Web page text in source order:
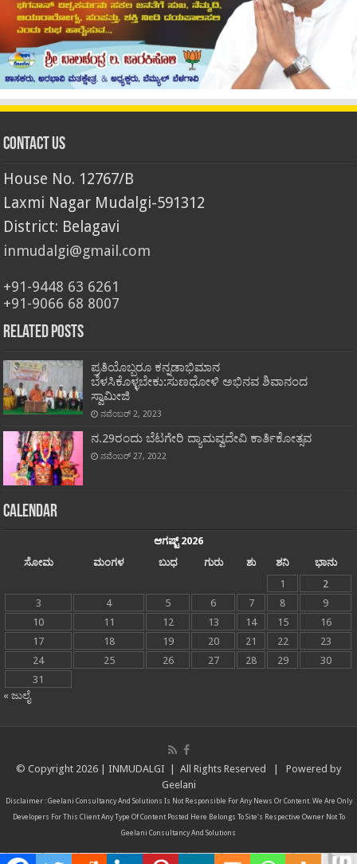
Contact Us
House No. 12767/B
Laxmi Nagar Mudalgi-591312
District: Belagavi
inmudalgi@gmail.com
+91-9448 63 6261
+91-9066 68 8007
Related Posts
ಪ್ರತಿಯೊಬ್ಬರೂ ಕನ್ನಡಾಭಿಮಾನ
ಬೆಳಸಿಕೊಳ್ಳಬೇಕು:ಸುಣಧೋಳಿ ಅಭಿನವ ಶಿವಾನಂದ
ಸ್ವಾಮೀಜಿ
ನವೆಂಬರ್ 2, 2023
ನ.29ರಂದು ಬೆಟಗೇರಿ ದ್ಯಾಮವ್ವದೇವಿ ಕಾರ್ತಿಕೋತ್ಸವ
ನವೆಂಬರ್ 27, 2022
Calendar
ಆಗಷ್ಟ್ 2026
ಸೋಮ
ಮಂಗಳ ಬುಧ ಗುರು ಶು ಶನಿ
ಭಾನು
1
2
3
4 5 6 7 8
9
10
11 12 13 14 15
16
17
18 19 20 21 22
23
24
25 26 27 28 29
30
31
« ಜುಲೈ
© Copyright 2026 | INMUDALGI | All Rights Reserved | Powered by
Geelani
Disclaimer : Geelani Consultancy And Solutions Is Not Responsible For Any News Or Content. We Are Only
Developers For This Client Any Type Of Content Posted Here Belongs To Site's Respective Owner Not To
Geelani Consultancy And Solutions